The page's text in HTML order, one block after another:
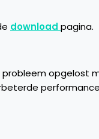
download pagina.
opgelost